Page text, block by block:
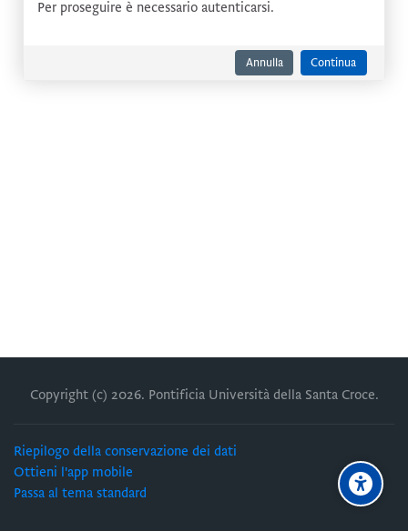
Per proseguire è necessario autenticarsi.
Annulla Continua
Copyright (c) 2026. Pontificia Università della Santa Croce.
Riepilogo della conservazione dei dati
Ottieni l'app mobile
Passa al tema standard